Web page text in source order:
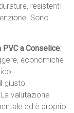
resistenti
Sono
a Conselice:
economiche
giusto
valutazione
ed è proprio